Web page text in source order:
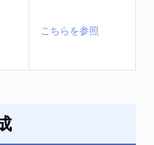
こちらを参照